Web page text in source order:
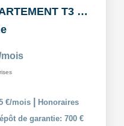
L'ÉPINE: A LOUER APPARTEMENT T3 55,38m² AVEC COUR ET PLACE...
mois
€/mois
Honoraires
de garantie: 700 €